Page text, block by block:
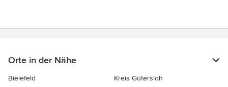
Orte in der Nähe
Bielefeld
Kreis Gütersloh